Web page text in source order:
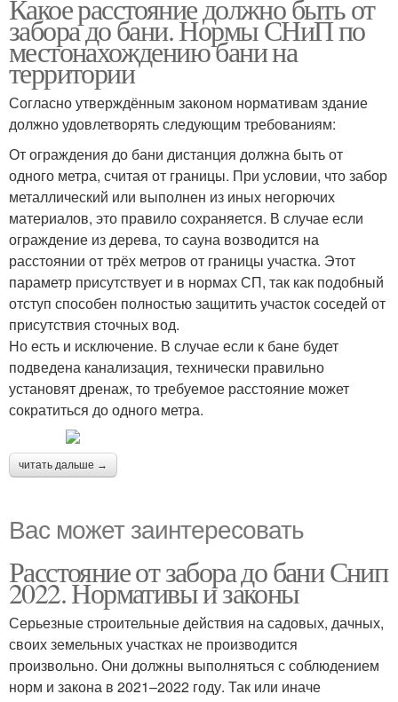
Какое расстояние должно быть от
забора до бани. Нормы СНиП по
местонахождению бани на
территории
Согласно утверждённым законом нормативам здание
должно удовлетворять следующим требованиям:
От ограждения до бани дистанция должна быть от
одного метра, считая от границы. При условии, что забор
металлический или выполнен из иных негорючих
материалов, это правило сохраняется. В случае если
ограждение из дерева, то сауна возводится на
расстоянии от трёх метров от границы участка. Этот
параметр присутствует и в нормах СП, так как подобный
отступ способен полностью защитить участок соседей от
присутствия сточных вод.
Но есть и исключение. В случае если к бане будет
подведена канализация, технически правильно
установят дренаж, то требуемое расстояние может
сократиться до одного метра.
читать дальше →
Вас может заинтересовать
Расстояние от забора до бани Снип
2022. Нормативы и законы
Серьезные строительные действия на садовых, дачных,
своих земельных участках не производится
произвольно. Они должны выполняться с соблюдением
норм и закона в 2021–2022 году. Так или иначе